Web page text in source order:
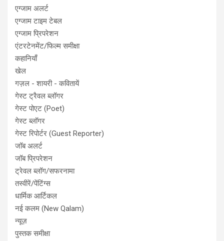
एग्जाम अलर्ट
एग्जाम टाइम टेबल
एग्जाम प्रिपरेशन
एंटरटेनमेंट/फिल्म समीक्षा
कहानियाँ
खेल
गज़ल - शायरी - कवितायें
गेस्ट ट्रैवल ब्लॉगर
गेस्ट पोएट (Poet)
गेस्ट ब्लॉगर
गेस्ट रिपोर्टर (Guest Reporter)
जॉब अलर्ट
जॉब प्रिपरेशन
ट्रेवल ब्लॉग/सफरनामा
तस्वीरें/पेंटिंग्स
धार्मिक आर्टिकल
नई कलम (New Qalam)
न्यूज़
पुस्तक समीक्षा